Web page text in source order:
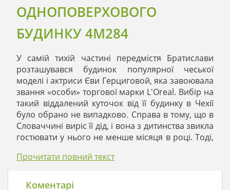
ОДНОПОВЕРХОВОГО
БУДИНКУ 4M284
У самій тихій частині передмістя Братислави
розташувався будинок популярної чеської
моделі і актриси Єви Герциговой, яка завоювала
звання «особи» торгової марки L'Oreal. Вибір на
такий віддалений куточок від її будинку в Чехії
було обрано не випадково. Справа в тому, що в
Словаччині виріс її дід, і вона з дитинства звикла
гостювати у нього не менше місяця в році. Тоді,
що коли вона виросте, то повернеться сюди,
Будинок побудований в екостилі, що повністю
Прочитати повний текст
Коментарі